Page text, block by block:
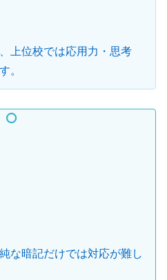
上位校では応用力・思考
。
な暗記だけでは対応が難し